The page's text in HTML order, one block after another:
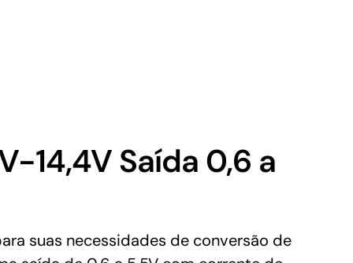
14,4V Saída 0,6 a
suas necessidades de conversão de